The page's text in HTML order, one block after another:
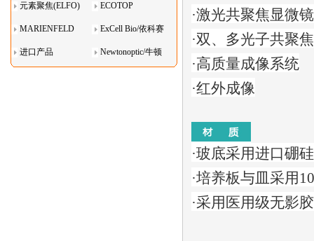
元素聚焦(ELFO) ECOTOP
MARIENFELD ExCell Bio/依科赛
进口产品 Newtonoptic/牛顿
·激光共聚焦显微
·双、多光子共聚
·高质量成像系统
·红外成像
·玻底采用进口硼
·培养板与皿采用
·采用医用级无影